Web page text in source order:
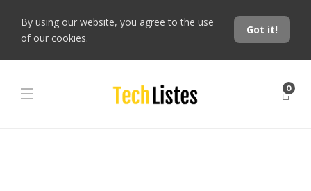
By using our website, you agree to the use
of our cookies.
Got it!
0